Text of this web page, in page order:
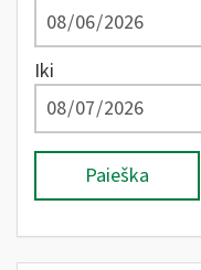
Iki
Paieška